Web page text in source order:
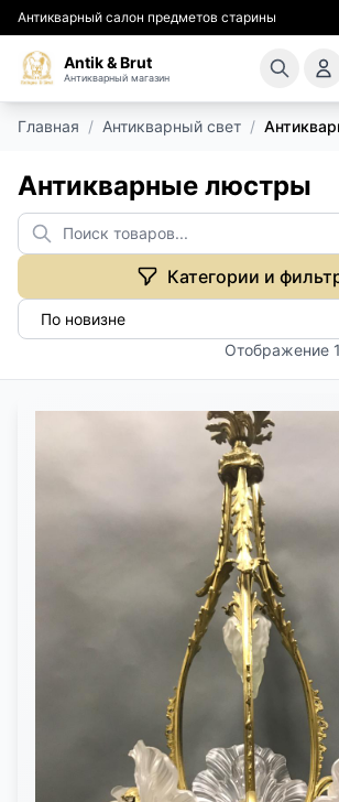
Антикварный салон предметов старины
Antik & Brut
Антикварный магазин
АРЕНДА МЕБЕЛИ
ПОДАРКИ
КИНОСЪЕМКА
РЕСТАВРАЦИЯ
КУРСЫ ПО РЕСТАВРАЦИИ
КОНТАКТЫ
ДОСТАВКА И ОПЛАТА
Главная / Антикварный свет /
Антикварные люстры
Категории и
Отображение